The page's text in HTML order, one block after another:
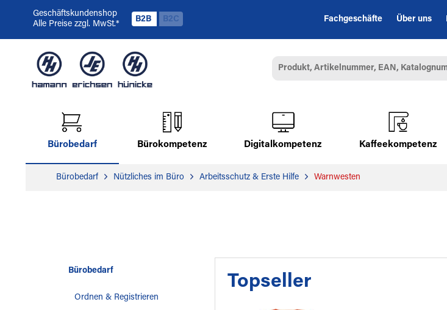
Geschäftskundenshop
Alle Preise zzgl. MwSt.*
B2B B2C Fachgeschäfte Über uns
Bürobedarf Bürokompetenz Digitalkompetenz Kaffeekompetenz
Bürobedarf Nützliches im Büro Arbeitsschutz & Erste Hilfe Warnwesten
Bürobedarf
Ordnen & Registrieren
Topseller